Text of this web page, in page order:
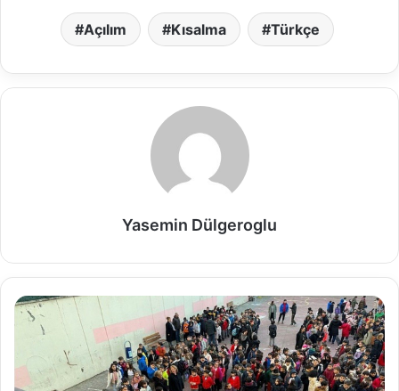
Açılım Kısalma Türkçe
Yasemin Dülgeroglu